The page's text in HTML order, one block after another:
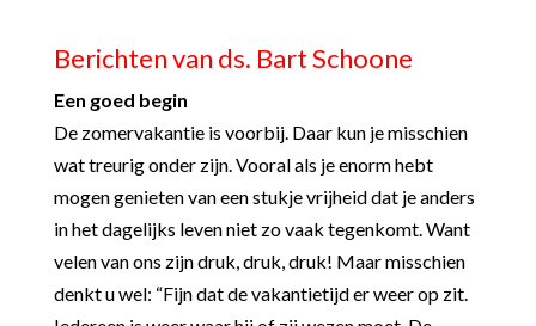
Berichten van ds. Bart Schoone
Een goed begin
De zomervakantie is voorbij. Daar kun je misschien
wat treurig onder zijn. Vooral als je enorm hebt
mogen genieten van een stukje vrijheid dat je anders
in het dagelijks leven niet zo vaak tegenkomt. Want
velen van ons zijn druk, druk, druk! Maar misschien
denkt u wel: “Fijn dat de vakantietijd er weer op zit.